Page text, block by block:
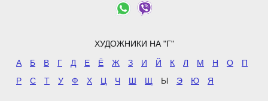
ХУДОЖНИКИ НА "Г"
А Б В Г Д Е Ё Ж З И Й К Л М Н О
П
Р
С Т У Ф Х Ц Ч Ш Щ Ы Э Ю Я